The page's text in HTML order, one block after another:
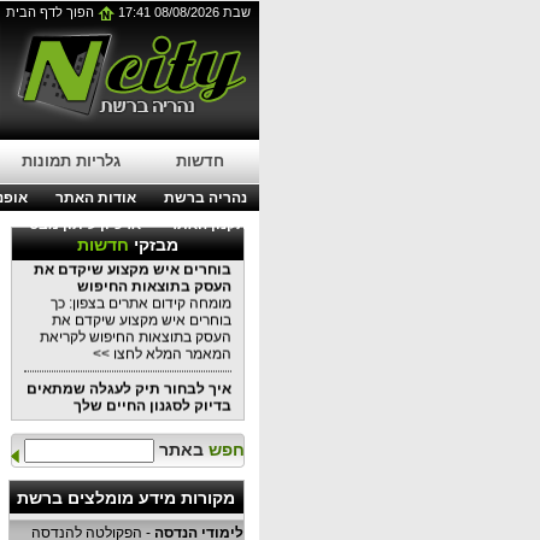
שבת 08/08/2026 17:41 הפוך לדף הבית
חדשות גלריות תמונות
נהריה ברשת אודות האתר
תקנון האתר
ארכיון עיתון מבט
מבזקיחדשות
עבודות בגובה בסנפלינג:
הפתרון המושלם לתחזוקת
בניינים מודרניים
עבודות בגובה בסנפלינג: הפתרון
המושלם לתחזוקת בניינים מודרניים
לפרטים נוספים לחצו כאן >>
עורך דין דיני עבודה בנהריה:
מתי כדאי לפנות לייעוץ משפטי?
כדאי לפנות לייעוץ משפטי?
לקריאת המאמר המלא לחצו >>
מומחה קידום אתרים בצפון: כך
בוחרים איש מקצוע שיקדם את
העסק בתוצאות החיפוש
מומחה קידום אתרים בצפון: כך
בוחרים איש מקצוע שיקדם את
העסק בתוצאות החיפוש לקריאת
המאמר המלא לחצו >>
איך לבחור תיק לעגלה שמתאים
בדיוק לסגנון החיים שלך
איך לבחור תיק לעגלה שמתאים
בדיוק לסגנון החיים שלכם כל
המידע במאמר הקרוב לקריאה
לחצו >>
למה שקיות אריזה יכולות
לשמש
למה שקיות אריזה יכולות לשמש כל
חפש באתר
מקורות מידע מומלצים ברשת
לימודי הנדסה - הפקולטה להנדסה